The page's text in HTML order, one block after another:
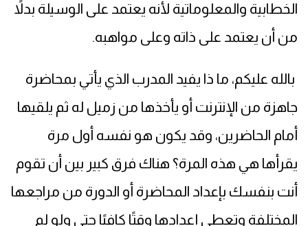
الخطابية والمعلوماتية لأنه يعتمد على الوسيلة بدلاً
من أن يعتمد على ذاته وعلى مواهبه.
بالله عليكم، ما ذا يفيد المدرب الذي يأتي بمحاضرة
جاهزة من الإنترنت أو يأخذها من زميل له ثم يلقيها
أمام الحاضرين، وقد يكون هو نفسه أول مرة
يقرأها هي هذه المرة؟ هناك فرق كبير بين أن تقوم
أنت بنفسك بإعداد المحاضرة أو الدورة من مراجعها
المختلفة وتعطي إعدادها وقتًا كافيًا حتى ولو لم